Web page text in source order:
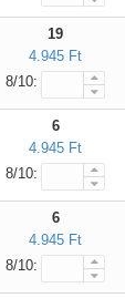
19
4.945 Ft
8/10:
6
4.945 Ft
8/10:
6
4.945 Ft
8/10: